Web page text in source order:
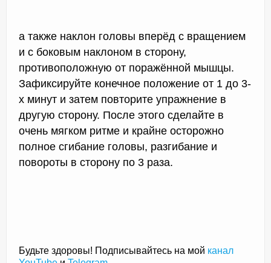
а также наклон головы вперёд с вращением
и с боковым наклоном в сторону,
противоположную от поражённой мышцы.
Зафиксируйте конечное положение от 1 до 3-
х минут и затем повторите упражнение в
другую сторону. После этого сделайте в
очень мягком ритме и крайне осторожно
полное сгибание головы, разгибание и
повороты в сторону по 3 раза.
Будьте здоровы! Подписывайтесь на мой канал